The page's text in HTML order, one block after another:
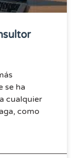
se ha
cualquier
como